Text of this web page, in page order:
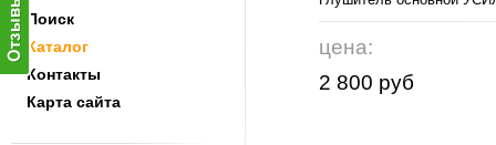
Поиск
Каталог
Контакты
Карта сайта
цена:
2 800 руб